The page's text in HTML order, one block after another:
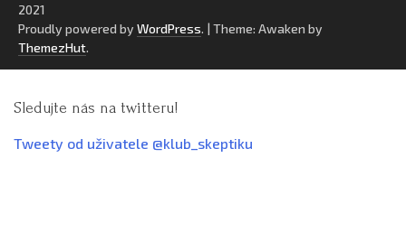
2021
Proudly powered by WordPress. | Theme: Awaken by
ThemezHut.
Sledujte nás na twitteru!
Tweety od uživatele @klub_skeptiku